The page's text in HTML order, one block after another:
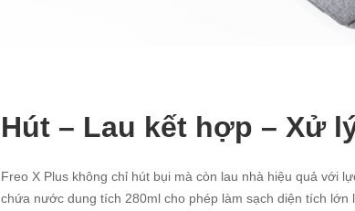
Hút – Lau kết hợp – Xử
Freo X Plus không chỉ hút bụi mà còn lau nhà hiệu quả với
chứa nước dung tích 280ml cho phép làm sạch diện tích